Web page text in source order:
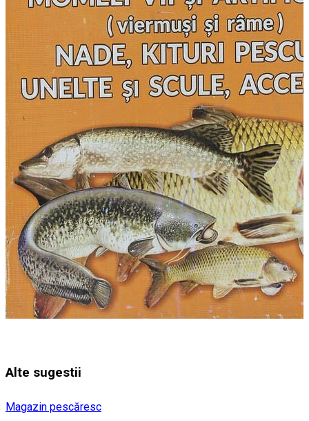
Alte sugestii
Magazin pescăresc